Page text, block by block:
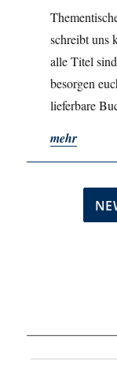
schreibt uns
alle Titel
besorgen
lieferbare
mehr